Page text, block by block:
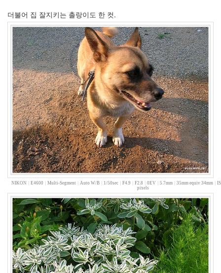
더불어 집 잘지키는 촐랑이도 한 컷.
NIKON E4600 Multi-Segment| Auto W/B| 1/50sec| F4.9 F2.8 0EV 5.7mm| 35mm equiv 34mm|
pixels
3
2007
년
9
월
5
2007
년
10
월
5
2007
년
11
월
6
2007
년
12
월
3
2008
년
51
2008
년
1